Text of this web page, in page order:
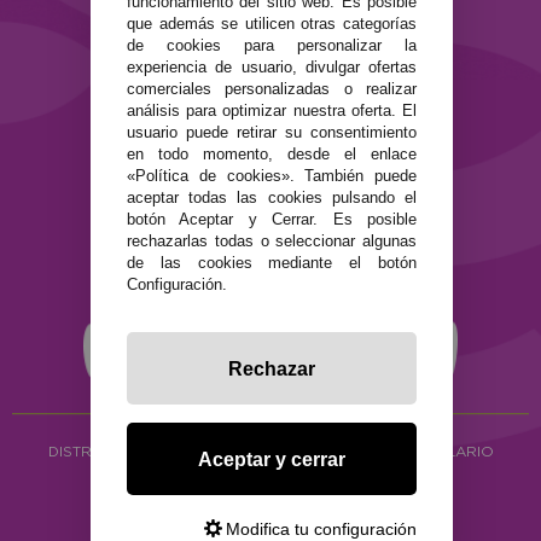
SEGURIDAD Y PRIVACIDAD
Términos y condiciones de uso
Política de privacidad
Política de cookies
DISTRIBUCIÓN ALIMENTACIÓN ECOLÓGICA Y HERBOLARIO
que además se utilicen otras categorías
de cookies para personalizar la
experiencia de usuario, divulgar ofertas
comerciales personalizadas o realizar
análisis para optimizar nuestra oferta. El
usuario puede retirar su consentimiento
en todo momento, desde el enlace
«Política de cookies». También puede
aceptar todas las cookies pulsando el
botón Aceptar y Cerrar. Es posible
rechazarlas todas o seleccionar algunas
de las cookies mediante el botón
Configuración.
Rechazar
Aceptar y cerrar
Modifica tu configuración